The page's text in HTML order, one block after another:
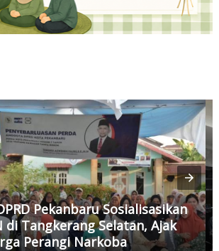
Pekanbaru Sosialisasikan
di Tangkerang Selatan, Ajak
Perangi Narkoba